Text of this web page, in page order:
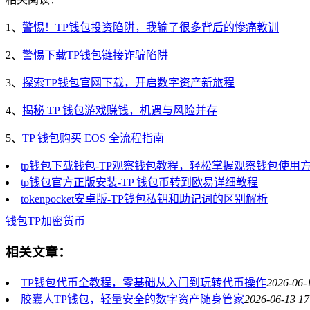
1、 警惕！TP钱包投资陷阱，我输了很多背后的惨痛教训
2、 警惕下载TP钱包链接诈骗陷阱
3、 探索TP钱包官网下载，开启数字资产新旅程
4、 揭秘 TP 钱包游戏赚钱，机遇与风险并存
5、 TP 钱包购买 EOS 全流程指南
tp钱包下载钱包-TP观察钱包教程，轻松掌握观察钱包使用
tp钱包官方正版安装-TP 钱包币转到欧易详细教程
tokenpocket安卓版-TP钱包私钥和助记词的区别解析
钱包TP加密货币
相关文章：
TP钱包代币全教程，零基础从入门到玩转代币操作2026-06-
胶囊人TP钱包，轻量安全的数字资产随身管家2026-06-13